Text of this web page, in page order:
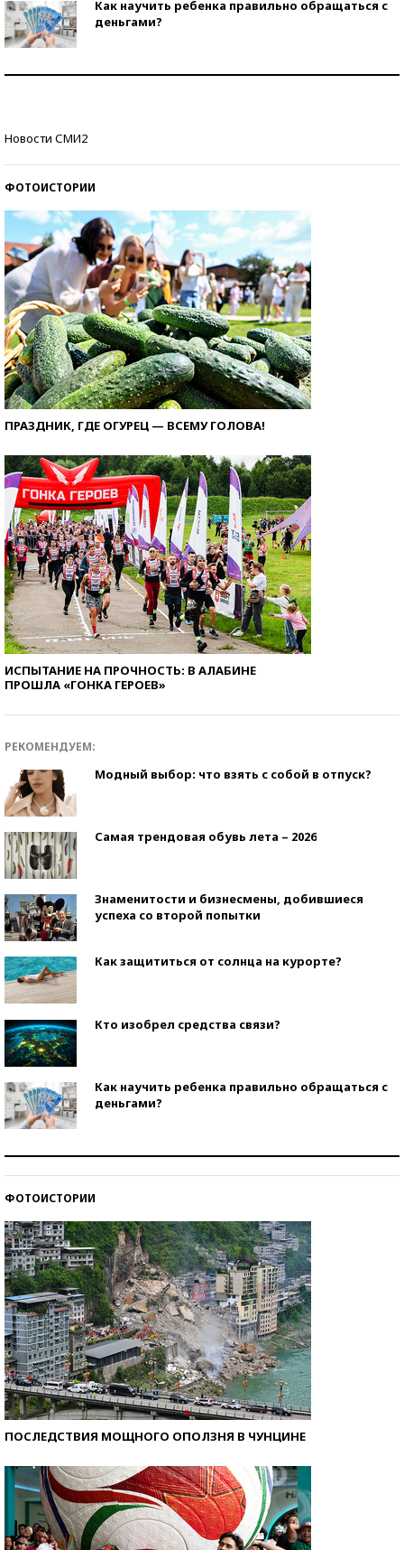
Как научить ребенка правильно обращаться с
деньгами?
Новости СМИ2
ФОТОИСТОРИИ
ПРАЗДНИК, ГДЕ ОГУРЕЦ — ВСЕМУ ГОЛОВА!
ИСПЫТАНИЕ НА ПРОЧНОСТЬ: В АЛАБИНЕ
ПРОШЛА «ГОНКА ГЕРОЕВ»
РЕКОМЕНДУЕМ:
Модный выбор: что взять с собой в отпуск?
Самая трендовая обувь лета – 2026
Знаменитости и бизнесмены, добившиеся
успеха со второй попытки
Как защититься от солнца на курорте?
Кто изобрел средства связи?
Как научить ребенка правильно обращаться с
деньгами?
ФОТОИСТОРИИ
ПОСЛЕДСТВИЯ МОЩНОГО ОПОЛЗНЯ В ЧУНЦИНЕ